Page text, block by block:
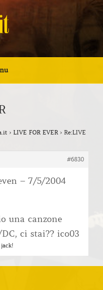
› LIVE FOR EVER › Re:LIVE
#6830
– 7/5/2004
una canzone
ci stai?? ico03